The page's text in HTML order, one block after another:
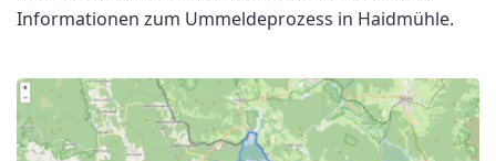
Informationen zum Ummeldeprozess in Haidmühle.